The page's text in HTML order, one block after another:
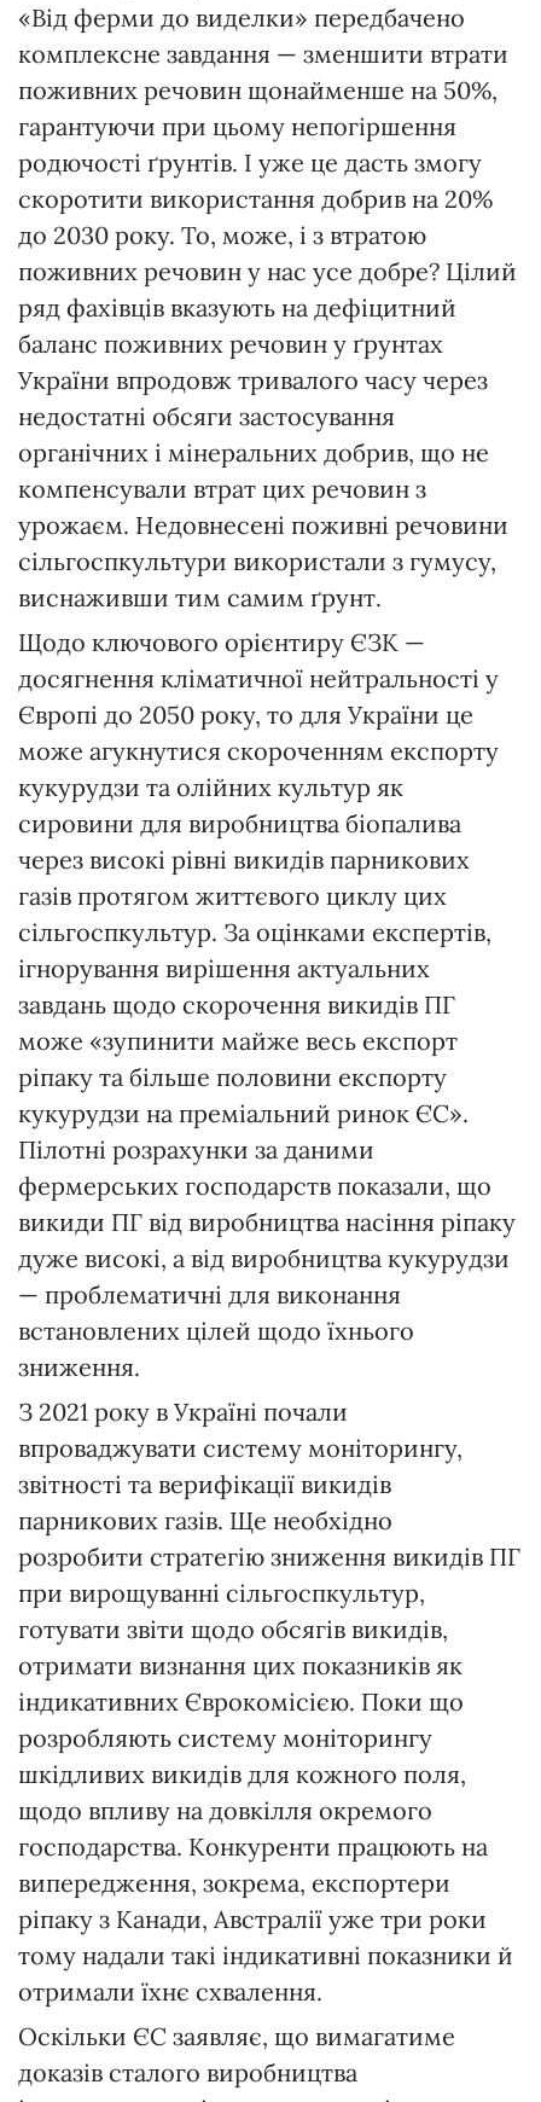
«Від ферми до виделки» передбачено
комплексне завдання — зменшити втрати
поживних речовин щонайменше на 50%,
гарантуючи при цьому непогіршення
родючості ґрунтів. І уже це дасть змогу
скоротити використання добрив на 20%
до 2030 року. То, може, і з втратою
поживних речовин у нас усе добре? Цілий
ряд фахівців вказують на дефіцитний
баланс поживних речовин у ґрунтах
України впродовж тривалого часу через
недостатні обсяги застосування
органічних і мінеральних добрив, що не
компенсували втрат цих речовин з
урожаєм. Недовнесені поживні речовини
сільгоспкультури використали з гумусу,
виснаживши тим самим ґрунт.
Щодо ключового орієнтиру ЄЗК —
досягнення кліматичної нейтральності у
Європі до 2050 року, то для України це
може агукнутися скороченням експорту
кукурудзи та олійних культур як
сировини для виробництва біопалива
через високі рівні викидів парникових
газів протягом життєвого циклу цих
сільгоспкультур. За оцінками експертів,
ігнорування вирішення актуальних
завдань щодо скорочення викидів ПГ
може «зупинити майже весь експорт
ріпаку та більше половини експорту
кукурудзи на преміальний ринок ЄС».
Пілотні розрахунки за даними
фермерських господарств показали, що
викиди ПГ від виробництва насіння ріпаку
дуже високі, а від виробництва кукурудзи
— проблематичні для виконання
встановлених цілей щодо їхнього
зниження.
З 2021 року в Україні почали
впроваджувати систему моніторингу,
звітності та верифікації викидів
парникових газів. Ще необхідно
розробити стратегію зниження викидів ПГ
при вирощуванні сільгоспкультур,
готувати звіти щодо обсягів викидів,
отримати визнання цих показників як
індикативних Єврокомісією. Поки що
розробляють систему моніторингу
шкідливих викидів для кожного поля,
щодо впливу на довкілля окремого
господарства. Конкуренти працюють на
випередження, зокрема, експортери
ріпаку з Канади, Австралії уже три роки
тому надали такі індикативні показники й
отримали їхнє схвалення.
Оскільки ЄС заявляє, що вимагатиме
доказів сталого виробництва